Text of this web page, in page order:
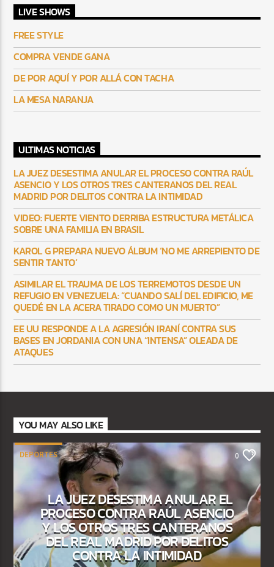
LIVE SHOWS
FREE STYLE
COMPRA VENDE GANA
DE POR AQUÍ Y POR ALLÁ CON TACHA
LA MESA NARANJA
ULTIMAS NOTICIAS
LA JUEZ DESESTIMA ANULAR EL PROCESO CONTRA RAÚL
ASENCIO Y LOS OTROS TRES CANTERANOS DEL REAL
MADRID POR DELITOS CONTRA LA INTIMIDAD
VIDEO: FUERTE VIENTO DERRIBA ESTRUCTURA METÁLICA
SOBRE UNA FAMILIA EN BRASIL
KAROL G PREPARA NUEVO ÁLBUM ‘NO ME ARREPIENTO DE
SENTIR TANTO’
ASIMILAR EL TRAUMA DE LOS TERREMOTOS DESDE UN
REFUGIO EN VENEZUELA: “CUANDO SALÍ DEL EDIFICIO, ME
QUEDÉ EN LA ACERA TIRADO COMO UN MUERTO”
EE UU RESPONDE A LA AGRESIÓN IRANÍ CONTRA SUS
BASES EN JORDANIA CON UNA “INTENSA” OLEADA DE
ATAQUES
YOU MAY ALSO LIKE
DEPORTES 0
LA JUEZ DESESTIMA ANULAR EL
PROCESO CONTRA RAÚL ASENCIO
Y LOS OTROS TRES CANTERANOS
DEL REAL MADRID POR DELITOS
CONTRA LA INTIMIDAD